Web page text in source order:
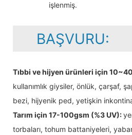
işlenmiş.
BAŞVURU:
Tıbbi ve hijyen ürünleri için
kullanımlık giysiler, önlük, çarşaf,
bezi, hijyenik ped, yetişkin
Tarım için 17-100gsm (%3 UV):
torbaları, tohum battaniyeleri,